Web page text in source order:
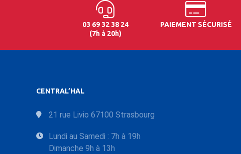
03 69 32 38 24
(7h à 20h)
PAIEMENT SÉCURISÉ
CENTRAL’HAL
21 rue Livio 67100 Strasbourg
Lundi au Samedi : 7h à 19h
Dimanche 9h à 13h